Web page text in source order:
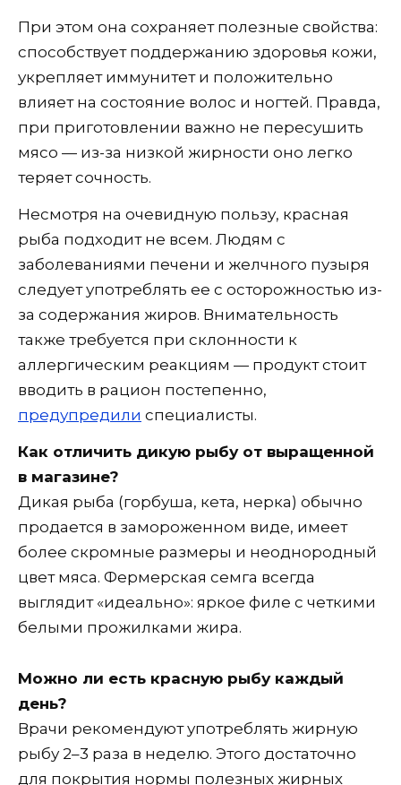
При этом она сохраняет полезные свойства:
способствует поддержанию здоровья кожи,
укрепляет иммунитет и положительно
влияет на состояние волос и ногтей. Правда,
при приготовлении важно не пересушить
мясо — из-за низкой жирности оно легко
теряет сочность.
Несмотря на очевидную пользу, красная
рыба подходит не всем. Людям с
заболеваниями печени и желчного пузыря
следует употреблять ее с осторожностью из-
за содержания жиров. Внимательность
также требуется при склонности к
аллергическим реакциям — продукт стоит
вводить в рацион постепенно,
предупредили специалисты.
Как отличить дикую рыбу от выращенной
в магазине?
Дикая рыба (горбуша, кета, нерка) обычно
продается в замороженном виде, имеет
более скромные размеры и неоднородный
цвет мяса. Фермерская семга всегда
выглядит «идеально»: яркое филе с четкими
белыми прожилками жира.
Можно ли есть красную рыбу каждый
день?
Врачи рекомендуют употреблять жирную
рыбу 2–3 раза в неделю. Этого достаточно
для покрытия нормы полезных жирных